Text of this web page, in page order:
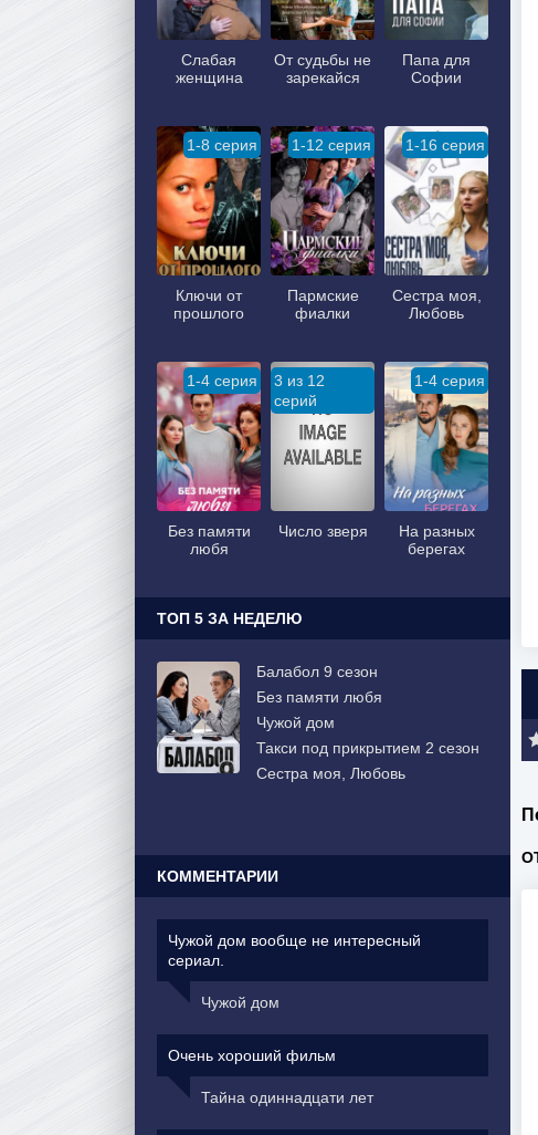
Слабая
женщина
От судьбы не
зарекайся
Папа для
Софии
1-8 серия
Ключи от
прошлого
1-12 серия
Пармские
фиалки
1-16 серия
Сестра моя,
Любовь
1-4 серия
Без памяти
любя
3 из 12
серий
Число зверя
1-4 серия
На разных
берегах
ТОП 5 ЗА НЕДЕЛЮ
Балабол 9 сезон
Без памяти любя
Чужой дом
Такси под прикрытием 2 сезон
Сестра моя, Любовь
КОММЕНТАРИИ
Чужой дом вообще не интересный
сериал.
Чужой дом
Очень хороший фильм
Тайна одиннадцати лет